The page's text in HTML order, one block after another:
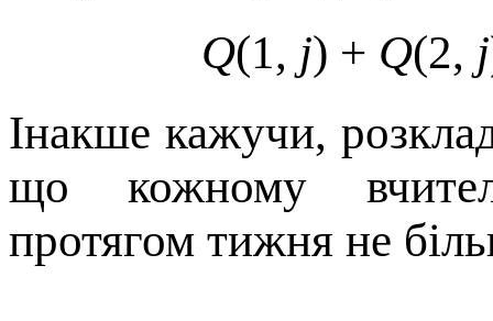
Q(1, j) + Q(2, j
Інакше кажучи,
що кожному
протягом тижня не